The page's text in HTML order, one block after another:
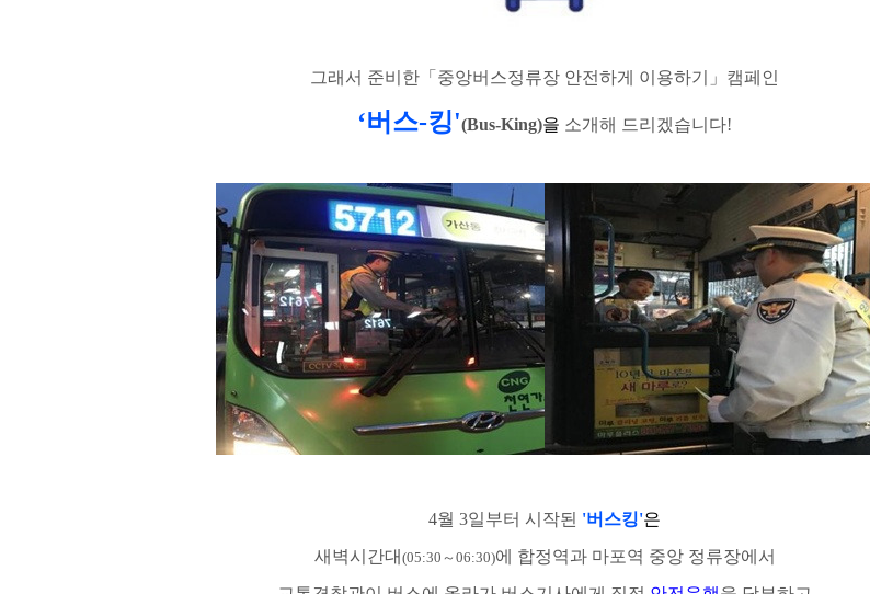
그래서 준비한 「 중앙버스정류장 안전하게 이용하기 」 캠페인
‘버스-킹'(Bus-King)을 소개해 드리겠습니다!
4월 3일부터 시작된 '버스킹'은
새벽시간대 (05:30 ～ 06:30)에 합정역과 마포역 중앙 정류장에서